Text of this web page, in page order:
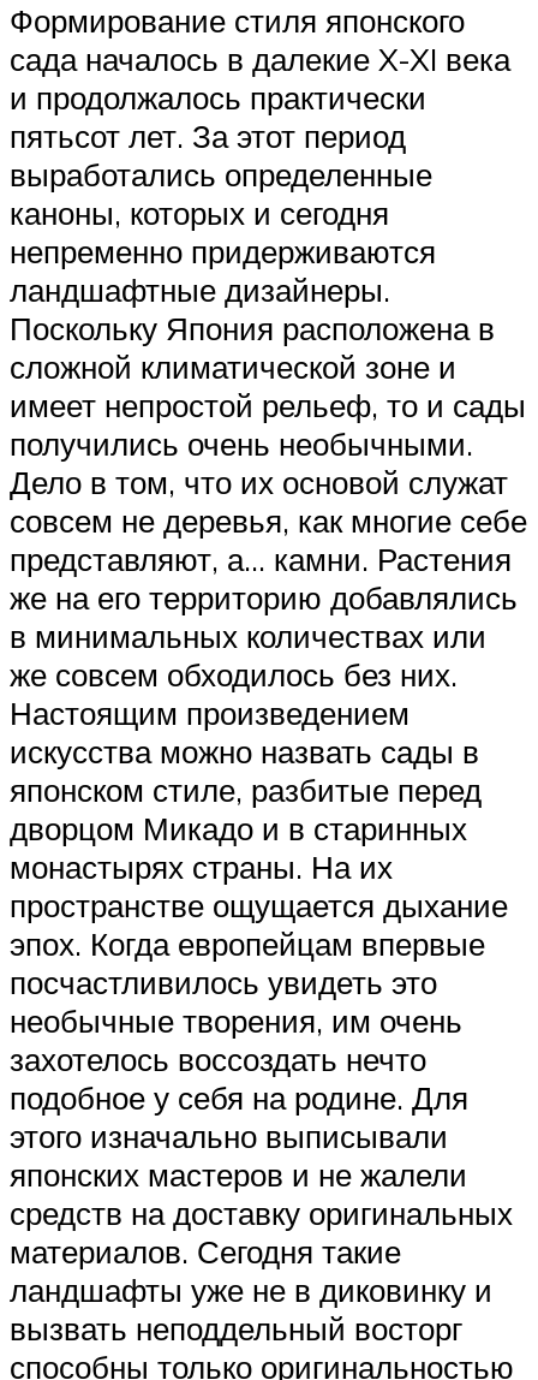
Формирование стиля японского
сада началось в далекие X-XI века
и продолжалось практически
пятьсот лет. За этот период
выработались определенные
каноны, которых и сегодня
непременно придерживаются
ландшафтные дизайнеры.
Поскольку Япония расположена в
сложной климатической зоне и
имеет непростой рельеф, то и сады
получились очень необычными.
Дело в том, что их основой служат
совсем не деревья, как многие себе
представляют, а… камни. Растения
же на его территорию добавлялись
в минимальных количествах или
же совсем обходилось без них.
Настоящим произведением
искусства можно назвать сады в
японском стиле, разбитые перед
дворцом Микадо и в старинных
монастырях страны. На их
пространстве ощущается дыхание
эпох. Когда европейцам впервые
посчастливилось увидеть это
необычные творения, им очень
захотелось воссоздать нечто
подобное у себя на родине. Для
этого изначально выписывали
японских мастеров и не жалели
средств на доставку оригинальных
материалов. Сегодня такие
ландшафты уже не в диковинку и
вызвать неподдельный восторг
способны только оригинальностью